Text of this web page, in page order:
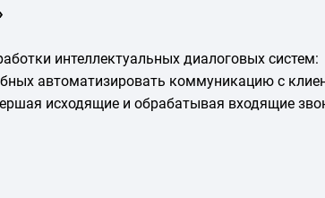
интеллектуальных диалоговых систем:
автоматизировать коммуникацию с
исходящие и обрабатывая входящие